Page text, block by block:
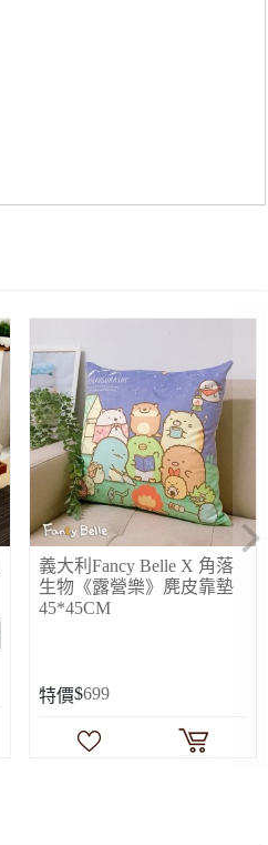
義大利La Belle《恐龍沁冰
樂》眠綿冰涼感信封枕套-
-2入
特價$799